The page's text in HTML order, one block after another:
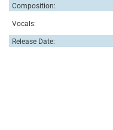
Composition:
Vocals:
Release Date: